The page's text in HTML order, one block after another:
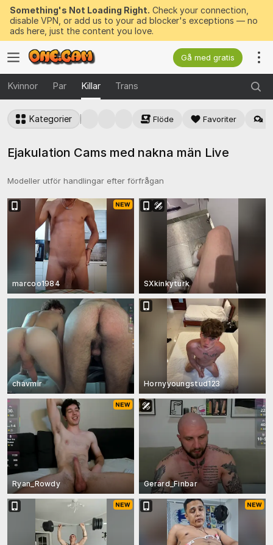
Something's Not Loading Right. Check your connection,
disable VPN, or add us to your ad blocker's exceptions — no
ads here, just the content you love.
Gå med gratis
Kvinnor Par Killar Trans
Kategorier Flöde Favoriter
Ejakulation Cams med nakna män Live
Modeller utför handlingar efter förfrågan
marcoo1984 SXkinkyturk
chavmir Hornyyoungstud123
Ryan_Rowdy Gerard_Finbar